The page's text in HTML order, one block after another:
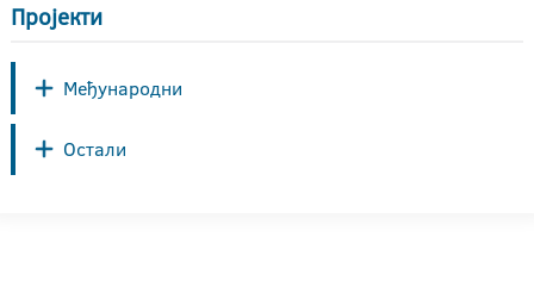
Пројекти
Међународни
Остали